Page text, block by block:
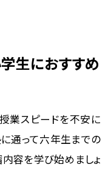
生におすすめ
業スピードを不安に
通って六年生までの
容を学び始めましょ